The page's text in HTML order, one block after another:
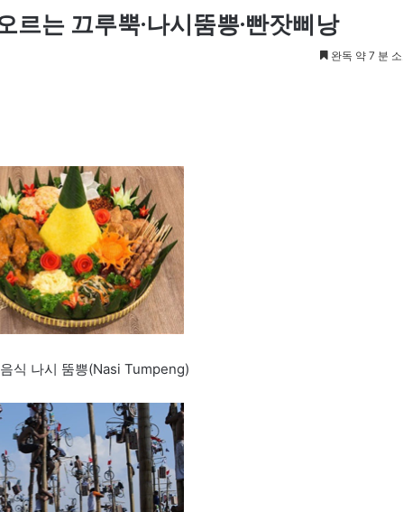
는 끄루뿍·나시뚬쁭·빤잣삐낭
완독 약 7 분 소
식 나시 뚬쁭(Nasi Tumpeng)